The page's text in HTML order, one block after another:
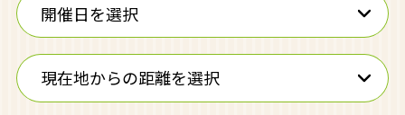
開催日を選択
現在地からの距離を選択